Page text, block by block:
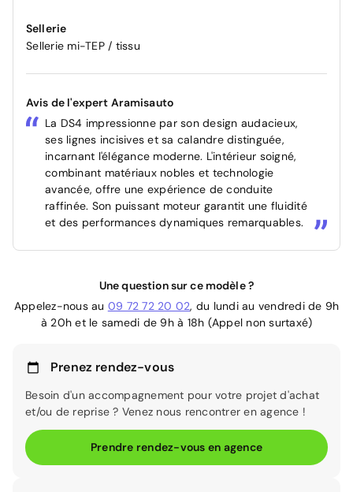
Sellerie
Sellerie mi-TEP / tissu
Avis de l'expert Aramisauto
La DS4 impressionne par son design audacieux,
ses lignes incisives et sa calandre distinguée,
incarnant l'élégance moderne. L'intérieur soigné,
combinant matériaux nobles et technologie
avancée, offre une expérience de conduite
raffinée. Son puissant moteur garantit une fluidité
et des performances dynamiques remarquables.
Une question sur ce modèle ?
Appelez-nous au 09 72 72 20 02, du lundi au vendredi de 9h
à 20h et le samedi de 9h à 18h (Appel non surtaxé)
Prenez rendez-vous
Besoin d'un accompagnement pour votre projet d'achat
et/ou de reprise ? Venez nous rencontrer en agence !
Prendre rendez-vous en agence